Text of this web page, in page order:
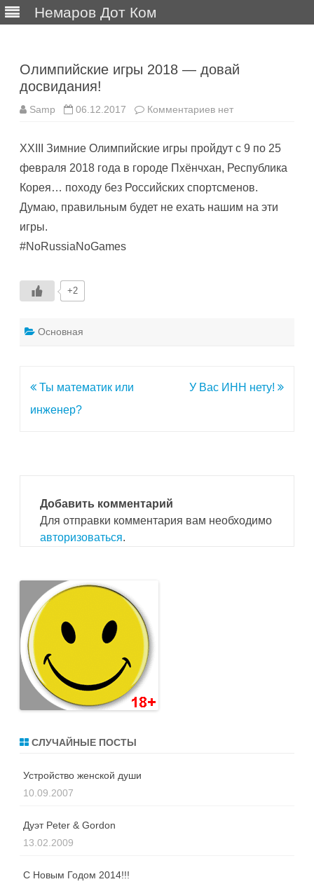
Немаров Дот Ком
Олимпийские игры 2018 — довай
досвидания!
Samp 06.12.2017 Комментариевк
2018
—
довай
досвидания!
нет
XXIII Зимние Олимпийские игры пройдут с 9 по 25
февраля 2018 года в городе Пхёнчхан, Республика
Корея… походу без Российских спортсменов.
Думаю, правильным будет не ехать нашим на эти
игры.
#NoRussiaNoGames
+2
Основная
Навигация
по
Ты математик или
инженер?
У Вас ИНН нету!
Добавить комментарий
Для отправки комментария вам необходимо
авторизоваться.
СЛУЧАЙНЫЕ ПОСТЫ
Устройство женской души
10.09.2007
Дуэт Peter & Gordon
13.02.2009
С Новым Годом 2014!!!